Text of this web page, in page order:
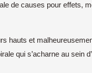
de causes pour effets,
hauts et
qui s’acharne au sein